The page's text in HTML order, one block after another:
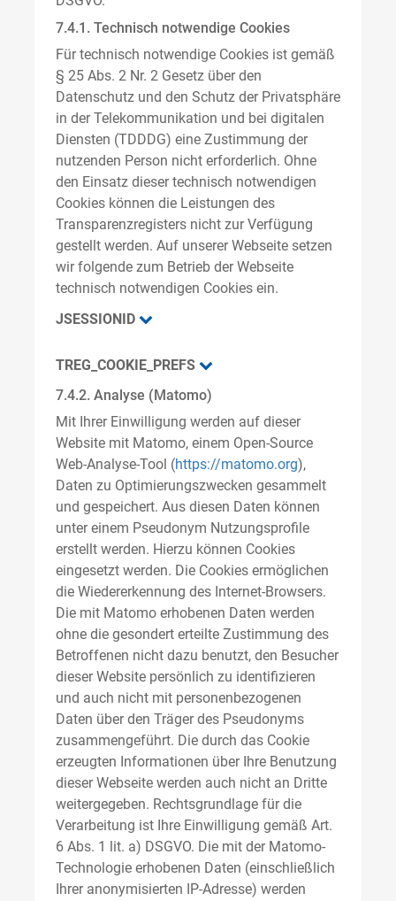
7.4.1. Technisch notwendige Cookies
Für technisch notwendige Cookies ist gemäß
§ 25 Abs. 2 Nr. 2 Gesetz über den
Datenschutz und den Schutz der Privatsphäre
in der Telekommunikation und bei digitalen
Diensten (TDDDG) eine Zustimmung der
nutzenden Person nicht erforderlich. Ohne
den Einsatz dieser technisch notwendigen
Cookies können die Leistungen des
Transparenzregisters nicht zur Verfügung
gestellt werden. Auf unserer Webseite setzen
wir folgende zum Betrieb der Webseite
technisch notwendigen Cookies ein.
JSESSIONID
TREG_COOKIE_PREFS
7.4.2. Analyse (Matomo)
Mit Ihrer Einwilligung werden auf dieser
Website mit Matomo, einem Open-Source
Web-Analyse-Tool (https://matomo.org),
Daten zu Optimierungszwecken gesammelt
und gespeichert. Aus diesen Daten können
unter einem Pseudonym Nutzungsprofile
erstellt werden. Hierzu können Cookies
eingesetzt werden. Die Cookies ermöglichen
die Wiedererkennung des Internet-Browsers.
Die mit Matomo erhobenen Daten werden
ohne die gesondert erteilte Zustimmung des
Betroffenen nicht dazu benutzt, den Besucher
dieser Website persönlich zu identifizieren
und auch nicht mit personenbezogenen
Daten über den Träger des Pseudonyms
zusammengeführt. Die durch das Cookie
erzeugten Informationen über Ihre Benutzung
dieser Webseite werden auch nicht an Dritte
weitergegeben. Rechtsgrundlage für die
Verarbeitung ist Ihre Einwilligung gemäß Art.
6 Abs. 1 lit. a) DSGVO. Die mit der Matomo-
Technologie erhobenen Daten (einschließlich
Ihrer anonymisierten IP-Adresse) werden